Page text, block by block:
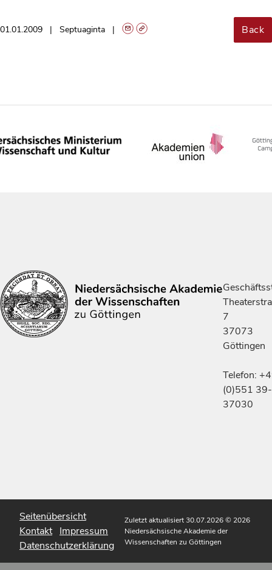
01.01.2009 Septuaginta Back
7
37073
Göttingen
Telefon:
(0)551 39-
37030
Seitenübersicht
Kontakt Impressum
Datenschutzerklärung
Zuletzt aktualisiert 30.07.2026© 2026
Niedersächsische Akademie der
Wissenschaften zu Göttingen